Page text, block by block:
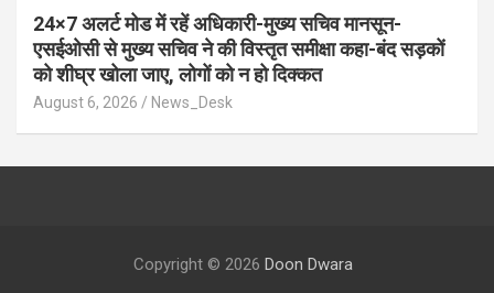
24×7 अलर्ट मोड में रहें अधिकारी-मुख्य सचिव मानसून-
एसईओसी से मुख्य सचिव ने की विस्तृत समीक्षा कहा-बंद सड़कों
को शीघ्र खोला जाए, लोगों को न हो दिक्कत
August 6, 2026 News_Desk
Copyright © 2026 Doon Dwara